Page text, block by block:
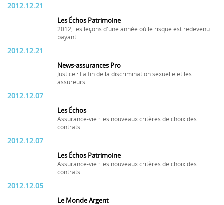
2012.12.21
Les Échos Patrimoine
2012, les leçons d'une année où le risque est redevenu
payant
2012.12.21
News-assurances Pro
Justice : La fin de la discrimination sexuelle et les
assureurs
2012.12.07
Les Échos
Assurance-vie : les nouveaux critères de choix des
contrats
2012.12.07
Les Échos Patrimoine
Assurance-vie : les nouveaux critères de choix des
contrats
2012.12.05
Le Monde Argent